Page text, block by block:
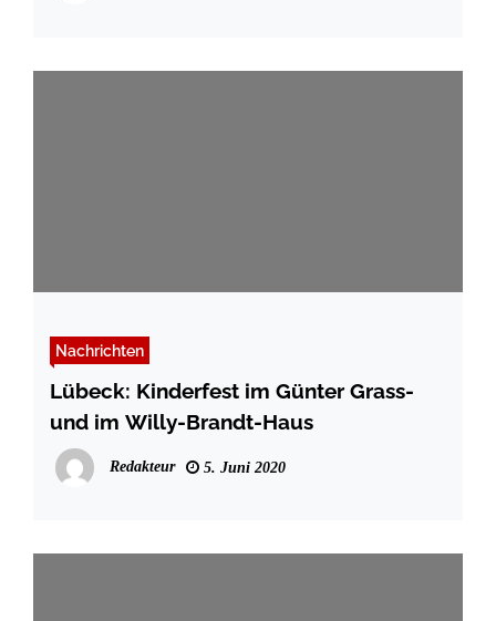
Nachrichten
Lübeck: Kinderfest im Günter Grass-
und im Willy-Brandt-Haus
Redakteur 5. Juni 2020